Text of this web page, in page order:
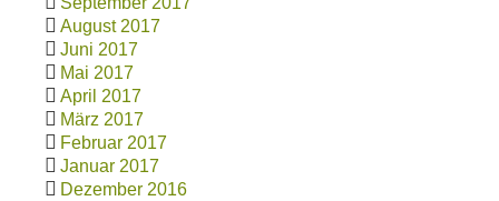
August 2017
Juni 2017
Mai 2017
April 2017
März 2017
Februar 2017
Januar 2017
Dezember 2016